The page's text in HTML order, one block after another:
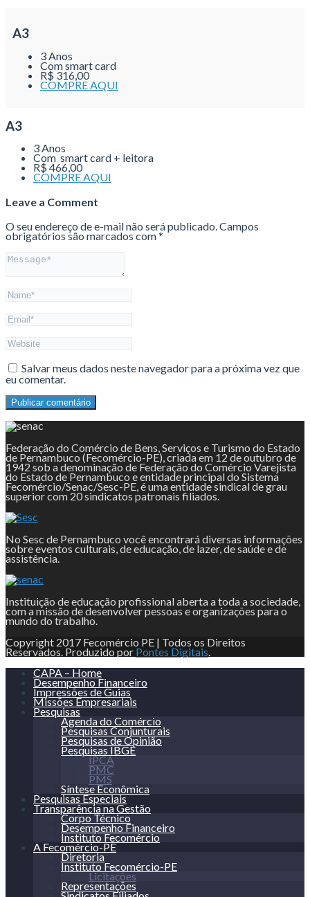
A3
3 Anos
Com smart card
R$ 316,00
COMPRE AQUI
A3
3 Anos
Com smart card + leitora
R$ 466,00
COMPRE AQUI
Leave a Comment
O seu endereço de e-mail não será publicado.Campos
obrigatórios são marcados com*
Salvar meus dados neste navegador para a próxima vez que
eu comentar.
Federação do Comércio de Bens, Serviços e Turismo do Estado
de Pernambuco (Fecomércio-PE), criada em 12 de outubro de
1942 sob a denominação de Federação do Comércio Varejista
do Estado de Pernambuco e entidade principal do Sistema
Fecomércio/Senac/Sesc-PE, é uma entidade sindical de grau
superior com 20 sindicatos patronais filiados.
No Sesc de Pernambuco você encontrará diversas informações
sobre eventos culturais, de educação, de lazer, de saúde e de
assistência.
Instituição de educação profissional aberta a toda a sociedade,
com a missão de desenvolver pessoas e organizações para o
mundo do trabalho.
Copyright 2017 Fecomércio PE | Todos os Direitos
Reservados. Produzido por Pontes Digitais.
CAPA – Home
Desempenho Financeiro
Impressões de Guias
Missões Empresariais
Pesquisas
Agenda do Comércio
Pesquisas Conjunturais
Pesquisas de Opinião
Pesquisas IBGE
IPCA
PMC
PMS
Síntese Econômica
Pesquisas Especiais
Transparência na Gestão
Corpo Técnico
Desempenho Financeiro
Instituto Fecomércio
A Fecomércio-PE
Diretoria
Instituto Fecomércio-PE
Licitações
Representações